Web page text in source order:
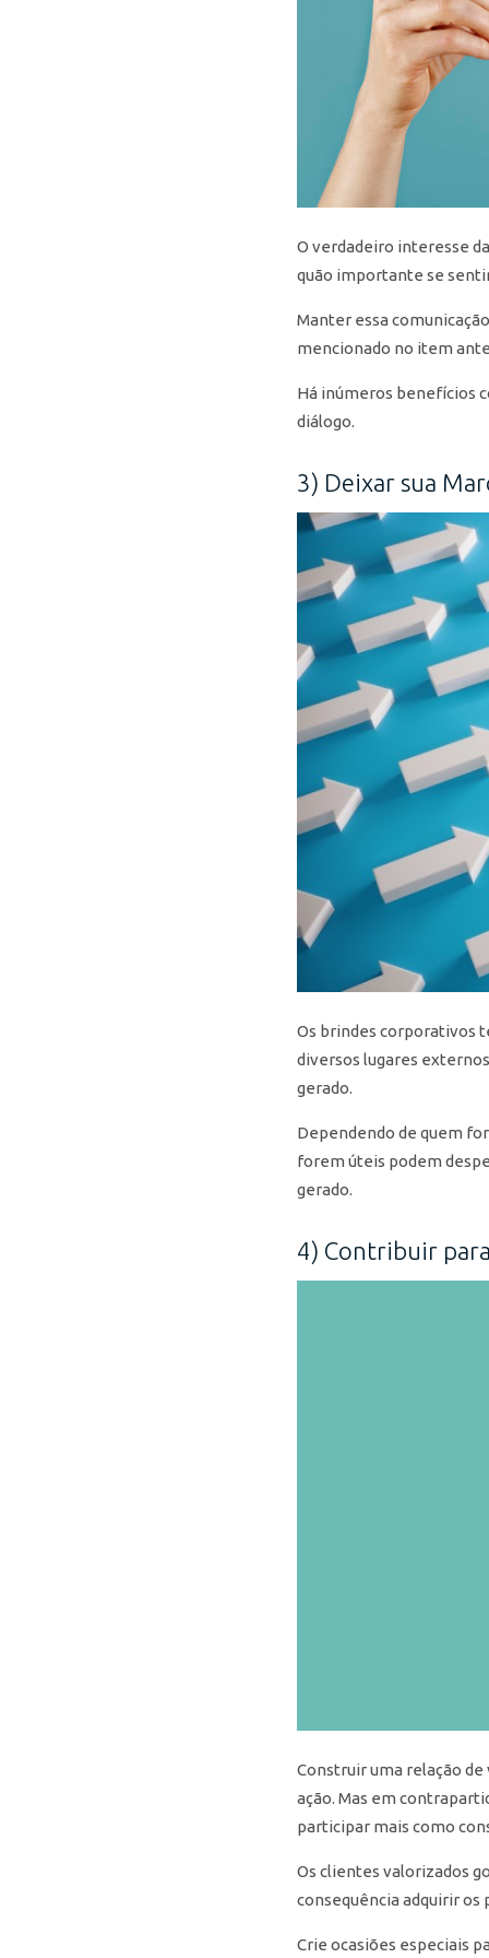
O verdadeiro interesse
quão importante se
Manter essa
mencionado no item
Há inúmeros benefícios
diálogo.
3) Deixar sua
Os brindes corporativos
diversos lugares
gerado.
Dependendo de quem
forem úteis podem
gerado.
4) Contribuir
Construir uma relação
ação. Mas em
participar mais como
Os clientes valorizados
consequência adquirir os
Crie ocasiões especiais